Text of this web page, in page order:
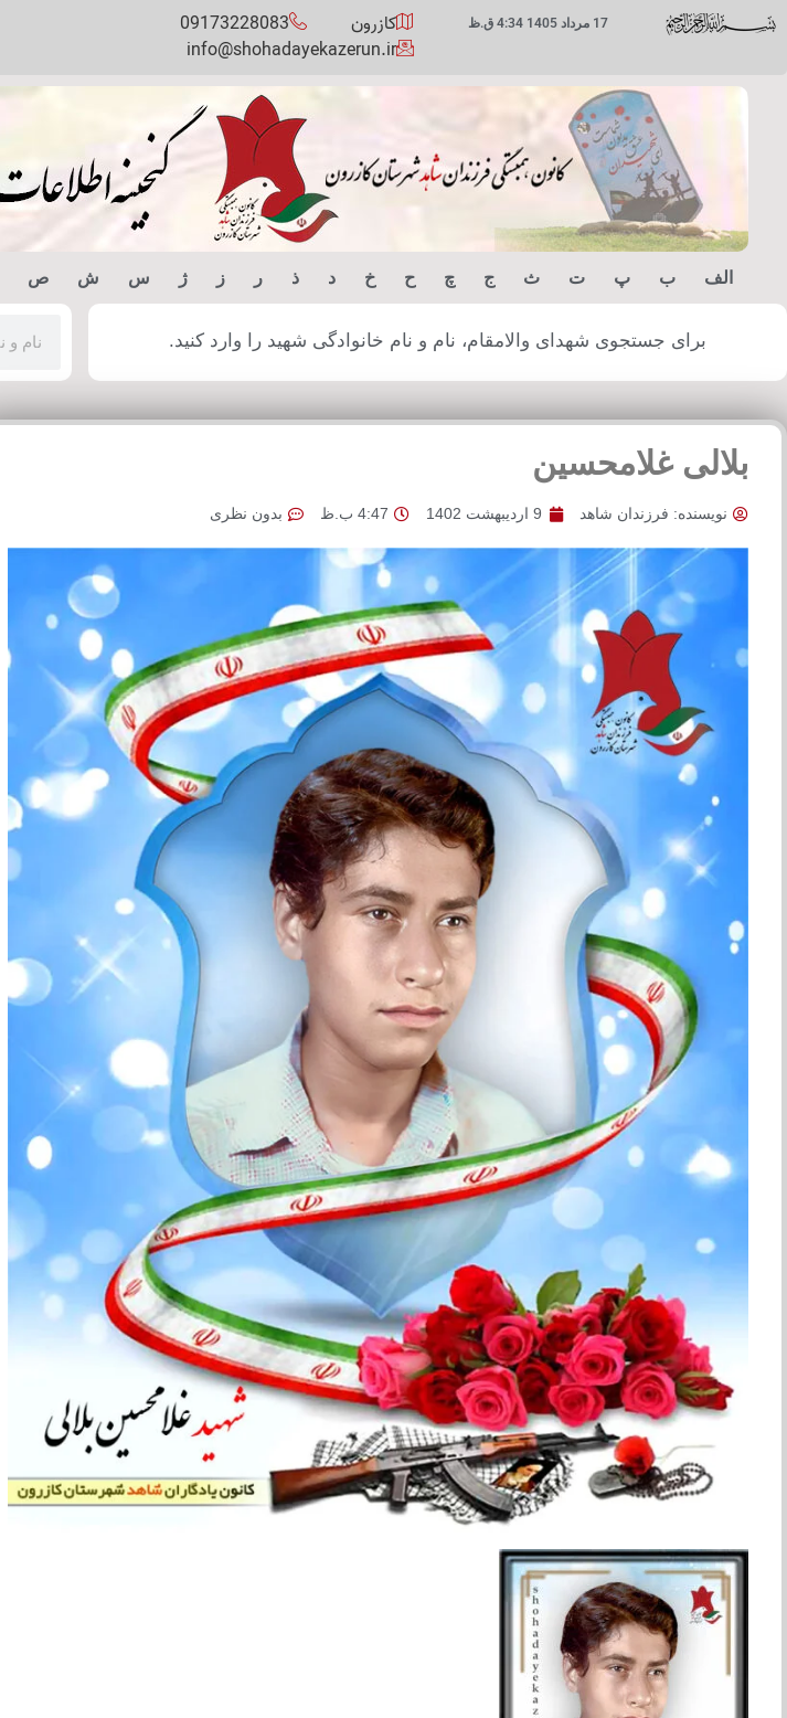
17 مرداد 1405 4:34 ق.ظ کازرون
09173228083
info@shohadayekazerun.ir
الف ب پ ت ث ج چ ح خ د ذ ر ز ژ س ش ص
برای جستجوی شهدای والامقام، نام و نام خانوادگی شهید را وارد کنید.
بلالی غلامحسین
نویسنده: فرزندان شاهد 9 اردیبهشت 1402 4:47 ب.ظ بدون نظری